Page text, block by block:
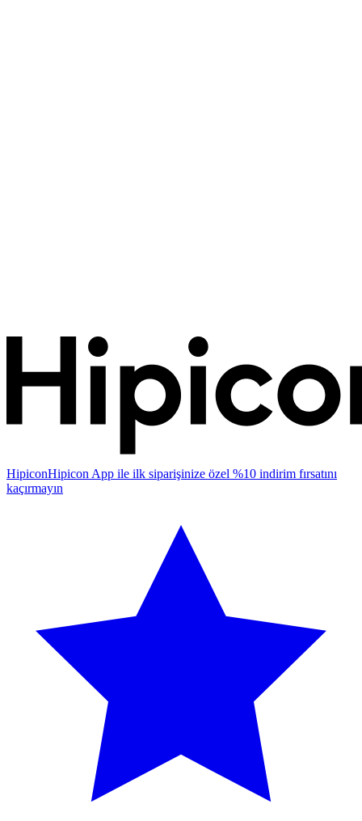
HipiconHipicon App ile ilk siparişinize özel %10 indirim fırsatını
kaçırmayın